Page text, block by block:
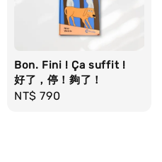
Bon. Fini ! Ça suffit !
好了，停！夠了！
Regular
NT$ 790